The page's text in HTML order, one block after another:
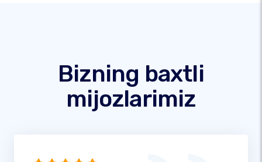
Bizning baxtli
mijozlarimiz